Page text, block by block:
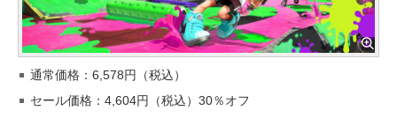
通常価格：6,578円（税込）
セール価格：4,604円（税込）30％オフ